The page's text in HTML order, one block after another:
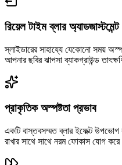
রিয়েল টাইম ব্লার অ্যাডজাস্টমেন্ট
স্লাইডারের সাহায্যে যেকোনো সময়
আপনার ছবির ঝাপসা ব্যাকগ্রাউন্ড
প্রাকৃতিক অস্পষ্টতা প্রভাব
একটি বাস্তবসম্মত ব্লার ইফেক্ট উপভোগ
রাখার সাথে সাথে নরম ফোকাস যোগ